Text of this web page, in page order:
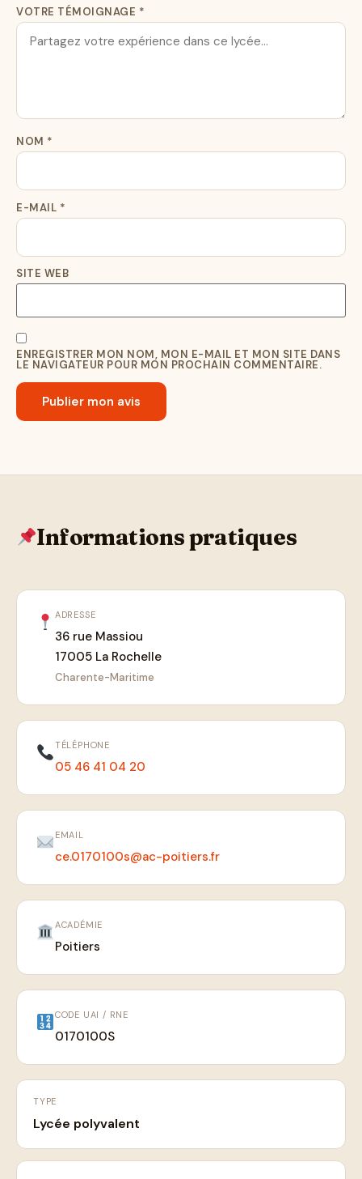
VOTRE TÉMOIGNAGE *
NOM *
E-MAIL *
SITE WEB
ENREGISTRER MON NOM, MON E-MAIL ET MON SITE DANS
LE NAVIGATEUR POUR MON PROCHAIN COMMENTAIRE.
Informations pratiques
ADRESSE
36 rue Massiou
17005 La Rochelle
Charente-Maritime
TÉLÉPHONE
05 46 41 04 20
EMAIL
ce.0170100s@ac-poitiers.fr
ACADÉMIE
Poitiers
CODE UAI / RNE
0170100S
TYPE
Lycée polyvalent